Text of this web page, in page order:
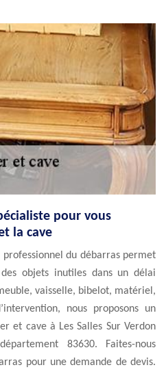
pour vous
la cave
du débarras permet
objets inutiles dans un délai
vaisselle, bibelot, matériel,
nous proposons un
et cave à Les Salles Sur Verdon
83630. Faites-nous
pour une demande de devis.